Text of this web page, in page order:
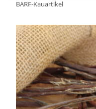
BARF-Kauartikel